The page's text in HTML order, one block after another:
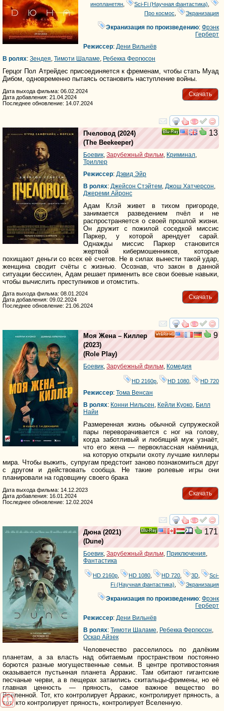
инопланетян Sci-Fi (Научная фантастика)
Про космос
Экранизация
Экранизация по произведению:Фрэнк
Герберт
Режиссер: Дени Вильнёв
В ролях: Зендея Тимоти Шаламе Ребекка Фергюсон
Герцог Пол Атрейдес присоединяется к фременам, чтобы стать Муад
Дибом, одновременно пытаясь остановить наступление войны.
Скачать
Дата выхода фильма: 06.02.2024
Дата добавления: 21.04.2024
Последнее обновление: 14.07.2024
смотреть
13
Пчеловод (2024)
(The Beekeeper)
Боевик Зарубежный фильм Криминал
Триллер
Режиссер: Дэвид Эйр
В ролях: Джейсон Стэйтем Джош Хатчерсон
Джереми Айронс
Адам Клэй живет в тихом пригороде,
занимается разведением пчёл и не
распространяется о своей прошлой жизни.
Он дружит с пожилой соседкой миссис
Паркер, у которой арендует сарай.
Однажды миссис Паркер становится
жертвой кибермошенников, которые
похищают деньги со всех её счетов. Не в силах вынести такой удар,
женщина сводит счёты с жизнью. Осознав, что закон в данной
ситуации бессилен, Адам решает применить все свои боевые навыки,
чтобы вычислить преступников и отомстить.
Скачать
Дата выхода фильма: 08.01.2024
Дата добавления: 09.02.2024
Последнее обновление: 21.06.2024
смотреть
9
Моя Жена – Киллер
(2023)
(Role Play)
Боевик, Зарубежный фильм, Комедия
HD 2160р HD 1080 HD 720
Режиссер: Тома Венсан
В ролях: Конни Нильсен, Кейли Куоко, Билл
Найи
Размеренная жизнь обычной супружеской
пары переворачивается с ног на голову,
когда заботливый и любящий муж узнаёт,
что его жена — первоклассная наёмница,
на которую открыли охоту лучшие киллеры
мира. Чтобы выжить, супругам предстоит заново познакомиться друг
с другом и действовать сообща. Не такие ролевые игры они
планировали на годовщину своего брака
Скачать
Дата выхода фильма: 14.12.2023
Дата добавления: 16.01.2024
Последнее обновление: 12.02.2024
смотреть
171
Дюна(2021)
(Dune)
Боевик, Зарубежный фильм, Приключения,
Фантастика
HD 2160р HD 1080 HD 720 3D
Sci-
Fi (Научная фантастика)
Экранизация
Экранизация по произведению:Фрэнк
Герберт
Режиссер: Дени Вильнёв
В ролях: Тимоти Шаламе, Ребекка Фергюсон,
Оскар Айзек
Человечество расселилось по далёким
планетам, а за власть над обитаемым пространством постоянно
борются разные могущественные семьи. В центре противостояния
оказывается пустынная планета Арракис. Там обитают гигантские
песчаные черви, а в пещерах затаились скитальцы-фримены, но её
главная ценность — пряность, самое важное вещество во
Вселенной. Тот, кто контролирует Арракис, контролирует пряность, а
тот, кто контролирует пряность, контролирует Вселенную.